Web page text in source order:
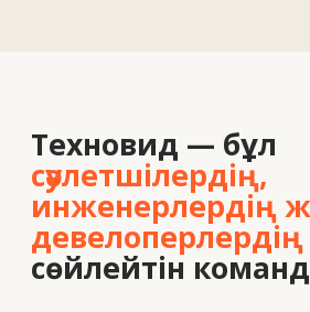
Веб-сайт жасау